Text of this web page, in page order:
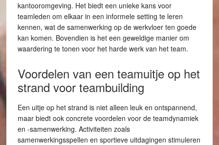
kantooromgeving. Het biedt een unieke kans voor
teamleden om elkaar in een informele setting te leren
kennen, wat de samenwerking op de werkvloer ten goede
kan komen. Bovendien is het een geweldige manier om
waardering te tonen voor het harde werk van het team.
Voordelen van een teamuitje op het
strand voor teambuilding
Een uitje op het strand is niet alleen leuk en ontspannend,
maar biedt ook concrete voordelen voor de teamdynamiek
en -samenwerking. Activiteiten zoals
samenwerkingsspellen en sportieve uitdagingen stimuleren